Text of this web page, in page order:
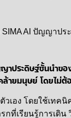
ประดิษฐ์ชั้นนำข
ายมนุษย์ โดยไม่ต้
ตัวเอง โดยใช้เท
กที่เรียนรู้การเดิ